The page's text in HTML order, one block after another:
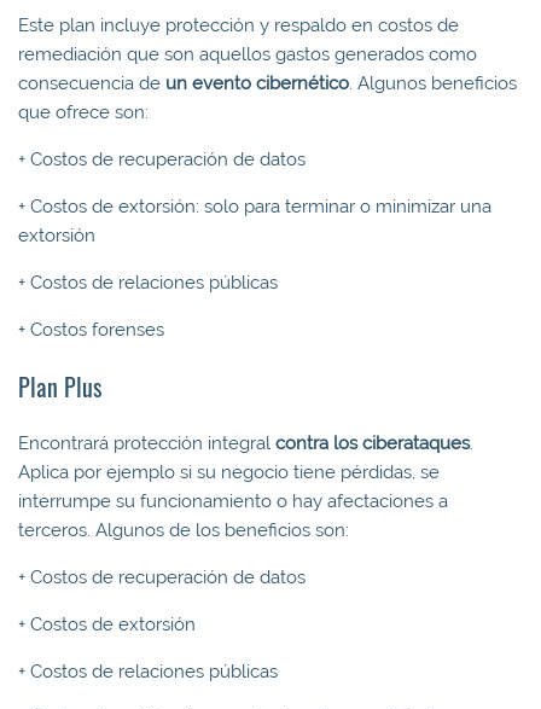
Este plan incluye protección y respaldo en costos de
remediación que son aquellos gastos generados como
consecuencia de un evento cibernético. Algunos beneficios
que ofrece son:
+ Costos de recuperación de datos
+ Costos de extorsión: solo para terminar o minimizar una
extorsión
+ Costos de relaciones públicas
+ Costos forenses
Plan Plus
Encontrará protección integral contra los ciberataques.
Aplica por ejemplo si su negocio tiene pérdidas, se
interrumpe su funcionamiento o hay afectaciones a
terceros. Algunos de los beneficios son:
+ Costos de recuperación de datos
+ Costos de extorsión
+ Costos de relaciones públicas